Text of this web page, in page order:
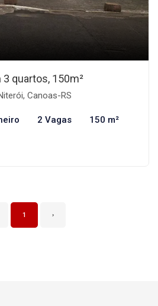
3 quartos, 150m²
Canoas-RS
2 Vagas 150 m²
1 ›